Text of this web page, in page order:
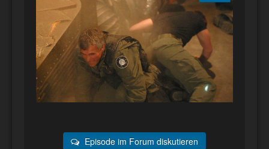
Episode im Forum diskutieren